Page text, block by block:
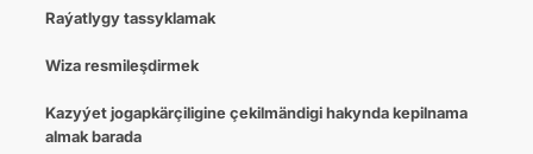
Raýatlygy tassyklamak
Wiza resmileşdirmek
Kazyýet jogapkärçiligine çekilmändigi hakynda kepilnama
almak barada